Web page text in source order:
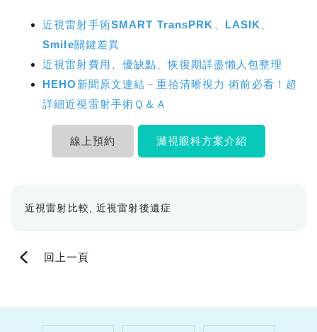
近視雷射手術SMART TransPRK、LASIK、
Smile關鍵差異
近視雷射費用、優缺點、恢復期詳盡懶人包整理
HEHO新聞原文連結－重拾清晰視力 術前必看！超
詳細近視雷射手術Ｑ＆Ａ
線上預約 濰視眼科方案介紹
近視雷射比較 近視雷射後遺症
回上一頁